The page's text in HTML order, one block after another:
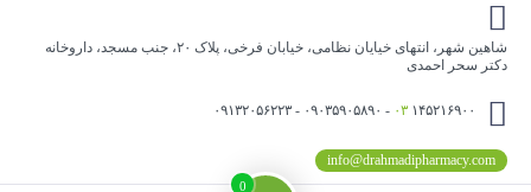
0
شاهین شهر، انتهای خیایان نظامی، خیابان فرخی، پلاک ۲۰، جنب مسجد، داروخانه
دکتر سحر احمدی
۰۳ ۱۴۵۲۱۶۹۰۰ - ۰۹۰۳۵۹۰۵۸۹۰ - ۰۹۱۳۲۰۵۶۲۲۳
info@drahmadipharmacy.com